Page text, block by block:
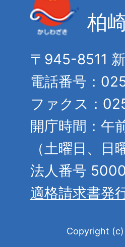
柏
〒945-8511
電話番号：
ファクス：
開庁時間：午
（土曜日、
法人番号
適格請求書発
Copyright (c)